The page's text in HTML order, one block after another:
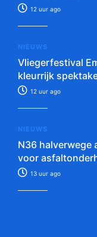
12 uur ago
NIEUWS
Vliegerfestival
kleurrijk
12 uur ago
NIEUWS
N36 halverwege
voor
13 uur ago